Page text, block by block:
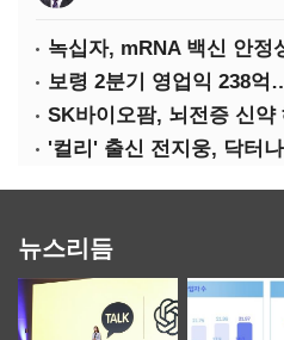
녹십자, mRNA 백신 안정
보령 2분기 영업익 238억
'컬리' 출신 전지웅, 닥터
뉴스리듬